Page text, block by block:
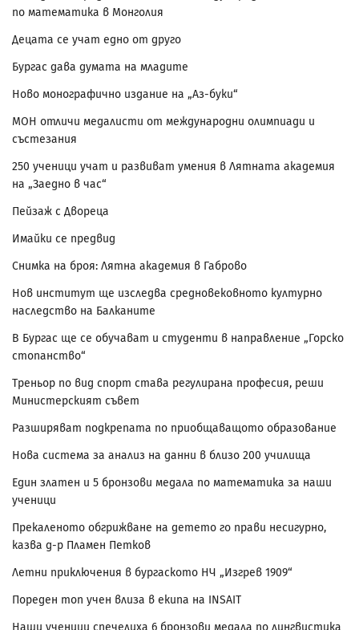
по математика в Монголия
Децата се учат едно от друго
Бургас дава думата на младите
Ново монографично издание на „Аз-буки“
МОН отличи медалисти от международни олимпиади и
състезания
250 ученици учат и развиват умения в Лятната академия
на „Заедно в час“
Пейзаж с Двореца
Имайки се предвид
Снимка на броя: Лятна академия в Габрово
Нов институт ще изследва средновековното културно
наследство на Балканите
В Бургас ще се обучават и студенти в направление „Горско
стопанство“
Треньор по вид спорт става регулирана професия, реши
Министерският съвет
Разширяват подкрепата по приобщаващото образование
Нова система за анализ на данни в близо 200 училища
Един златен и 5 бронзови медала по математика за наши
ученици
Прекаленото обгрижване на детето го прави несигурно,
казва д-р Пламен Петков
Летни приключения в бургаското НЧ „Изгрев 1909“
Пореден топ учен влиза в екипа на INSAIT